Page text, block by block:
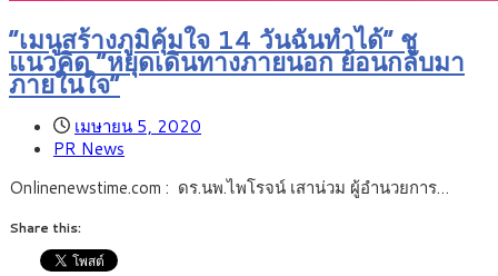
“เมนูสร้างภูมิคุ้มใจ 14 วันฉันทำได้” ชู
แนวคิด “หยุดเดินทางภายนอก ย้อนกลับมา
ภายในใจ”
เมษายน 5, 2020
PR News
Onlinenewstime.com : ดร.นพ.ไพโรจน์ เสาน่วม ผู้อำนวยการ…
Share this: